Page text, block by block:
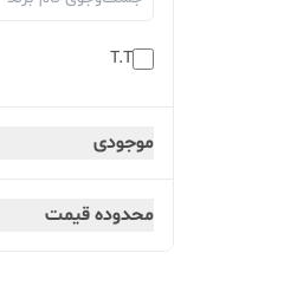
T.T
موجودی
محدوده قیمت